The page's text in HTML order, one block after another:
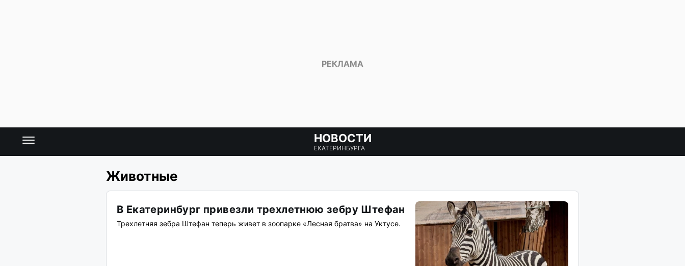
НОВОСТИ
ЕКАТЕРИНБУРГА
Животные
В Екатеринбург привезли трехлетнюю зебру Штефан
Трехлетняя зебра Штефан теперь живет в зоопарке «Лесная братва» на Уктусе.